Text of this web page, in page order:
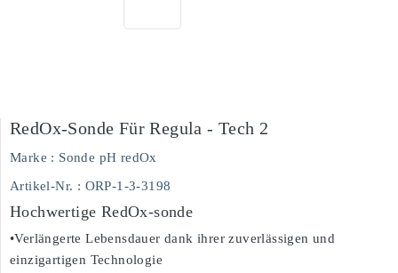
RedOx-Sonde Für Regula - Tech 2
Marke : Sonde pH redOx
Artikel-Nr. : ORP-1-3-3198
Hochwertige RedOx-sonde
•Verlängerte Lebensdauer dank ihrer zuverlässigen und
einzigartigen Technologie